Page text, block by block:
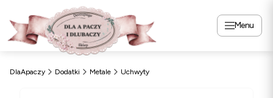
Menu
DlaApaczy Dodatki Metale Uchwyty